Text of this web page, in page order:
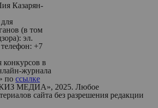
Казарян-
(в том
эл.
+7
конкурсов в
журнала
по ссылке
МЕДИА», 2025. Любое
сайта без разрешения редакции